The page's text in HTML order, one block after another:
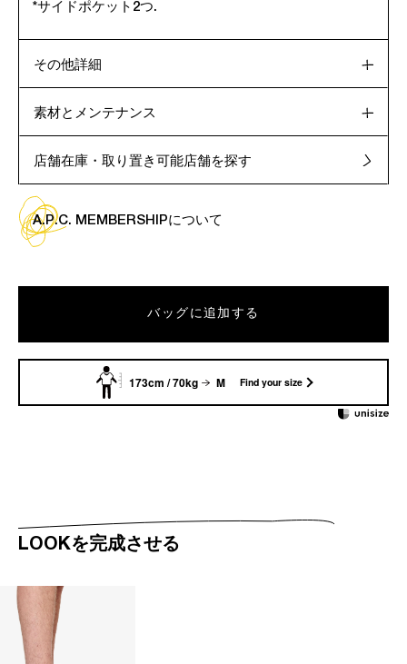
*サイドポケット2つ.
その他詳細
素材とメンテナンス
店舗在庫・取り置き可能店舗を探す
A.P.C. MEMBERSHIPについて
バッグに追加する
173cm / 70kg M Find your size
LOOKを完成させる